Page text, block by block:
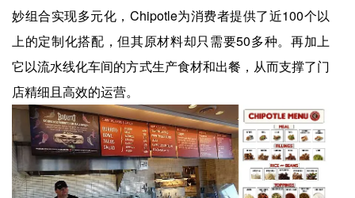
妙组合实现多元化，Chipotle为消费者提供了近100个以
上的定制化搭配，但其原材料却只需要50多种。再加上
它以流水线化车间的方式生产食材和出餐，从而支撑了门
店精细且高效的运营。